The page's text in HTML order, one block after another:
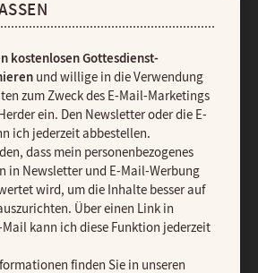
Abo online kündigen
kostenlosen Gottesdienst-
und willige in die Verwendung
zum Zweck des E-Mail-Marketings
ein. Den Newsletter oder die E-
ich jederzeit abbestellen.
dass mein personenbezogenes
in Newsletter und E-Mail-Werbung
wird, um die Inhalte besser auf
Über einen Link in
kann ich diese Funktion jederzeit
finden Sie in unseren